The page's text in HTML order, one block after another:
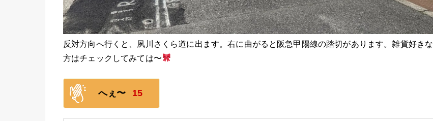
反対方向へ行くと、夙川さくら道に出ます。右に曲がると阪急甲陽線の踏切があります。雑貨好きな
方はチェックしてみては〜
へぇ〜 15